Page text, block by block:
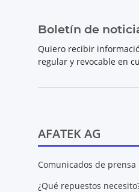
Boletín de
Quiero recibir
regular y revocable en
AFATEK AG
Comunicados de prensa
¿Qué repuestos